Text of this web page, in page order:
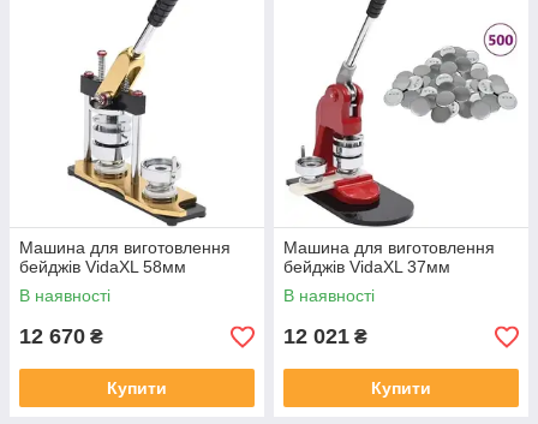
Машина для виготовлення
бейджів VidaXL 58мм
В наявності
12 670 ₴
Купити
Машина для виготовлення
бейджів VidaXL 37мм
В наявності
12 021 ₴
Купити